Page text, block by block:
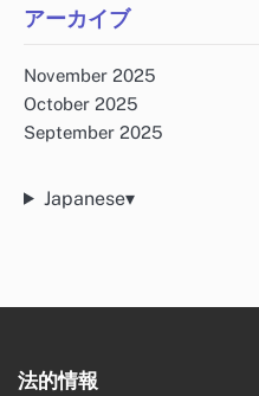
アーカイブ
November 2025
October 2025
September 2025
Japanese▾
法的情報